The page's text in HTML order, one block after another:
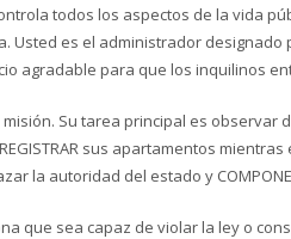
order. 3
todos los aspectos de la vida
Usted es el administrador designado
agradable para que los inquilinos
Su tarea principal es observar
sus apartamentos mientras
la autoridad del estado y
que sea capaz de violar la ley o